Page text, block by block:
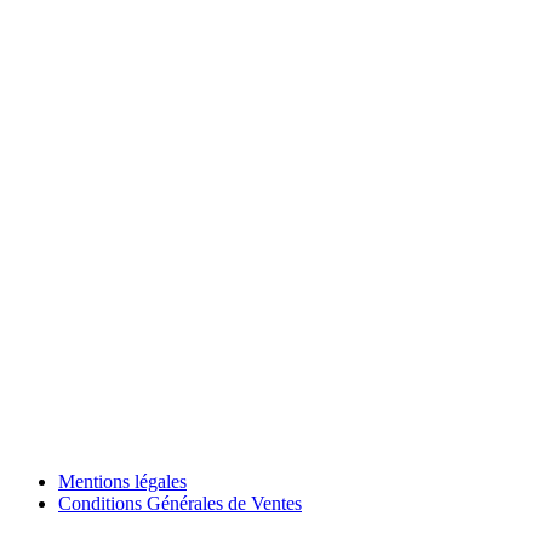
Mentions légales
Conditions Générales de Ventes